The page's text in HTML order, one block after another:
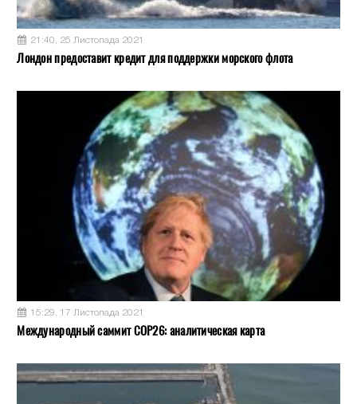
21:40, 25 Листопада 2021
Лондон предоставит кредит для поддержки морского флота
15:29, 17 Листопада 2021
Международный саммит COP26: аналитическая карта